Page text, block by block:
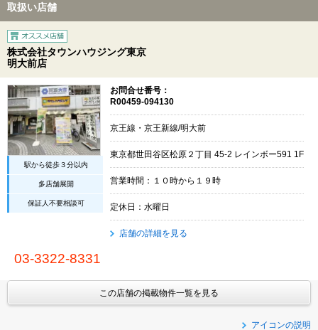
取扱い店舗
株式会社タウンハウジング東京
明大前店
駅から徒歩３分以内
多店舗展開
保証人不要相談可
お問合せ番号：
R00459-094130
京王線・京王新線/明大前
東京都世田谷区松原２丁目 45-2 レインボー591 1F
営業時間：１０時から１９時
定休日：水曜日
店舗の詳細を見る
03-3322-8331
この店舗の掲載物件一覧を見る
アイコンの説明